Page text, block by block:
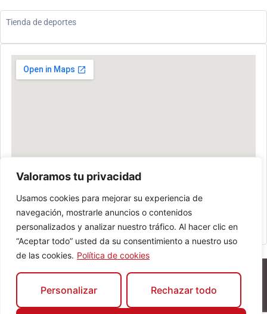
Valoramos tu privacidad
Usamos cookies para mejorar su experiencia de
navegación, mostrarle anuncios o contenidos
personalizados y analizar nuestro tráfico. Al hacer clic en
“Aceptar todo” usted da su consentimiento a nuestro uso
de las cookies. Política de cookies
Personalizar Rechazar todo
Tienda de deportes